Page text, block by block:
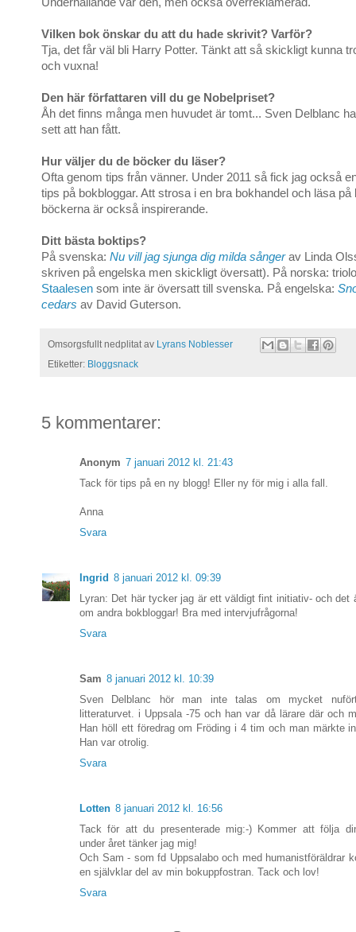
Underhållande var den, men också överreklamerad.
Vilken bok önskar du att du hade skrivit? Varför?
Tja, det får väl bli Harry Potter. Tänkt att så skickligt kunna
och vuxna!
Den här författaren vill du ge Nobelpriset?
Åh det finns många men huvudet är tomt... Sven Delblanc
sett att han fått.
Hur väljer du de böcker du läser?
Ofta genom tips från vänner. Under 2011 så fick jag också
tips på bokbloggar. Att strosa i en bra bokhandel och läsa på
böckerna är också inspirerande.
Ditt bästa boktips?
På svenska: Nu vill jag sjunga dig milda sångerav Linda
skriven på engelska men skickligt översatt). På norska:
Staalesen som inte är översatt till svenska. På engelska:
cedars av David Guterson.
Omsorgsfullt nedplitat av Lyrans Noblesser
Etiketter: Bloggsnack
5 kommentarer:
Anonym 7 januari 2012 kl. 21:43
Tack för tips på en ny blogg! Eller ny för mig i alla fall.
Anna
Svara
Ingrid 8 januari 2012 kl. 09:39
Lyran: Det här tycker jag är ett väldigt fint initiativ- och det
om andra bokbloggar! Bra med intervjufrågorna!
Svara
Sam 8 januari 2012 kl. 10:39
Sven Delblanc hör man inte talas om mycket
litteraturvet. i Uppsala -75 och han var då lärare där och
Han höll ett föredrag om Fröding i 4 tim och man märkte
Han var otrolig.
Svara
Lotten 8 januari 2012 kl. 16:56
Tack för att du presenterade mig:-) Kommer att följa
under året tänker jag mig!
Och Sam - som fd Uppsalabo och med humanistföräldrar
en självklar del av min bokuppfostran. Tack och lov!
Svara